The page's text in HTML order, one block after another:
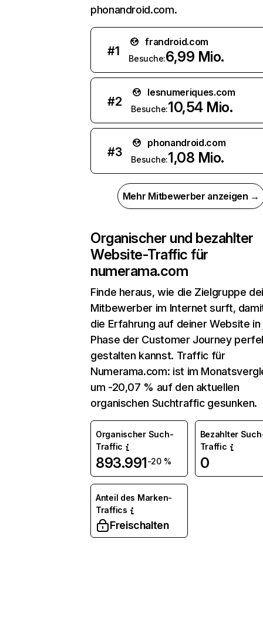
phonandroid.com.
#1
frandroid.com
Besuche:6,99 Mio.
#2
lesnumeriques.com
Besuche:10,54 Mio.
#3
phonandroid.com
Besuche:1,08 Mio.
Mehr Mitbewerber anzeigen →
Organischer und bezahlter
Website-Traffic für
numerama.com
Finde heraus, wie die Zielgruppe
Mitbewerber im Internet surft,
die Erfahrung auf deiner Website
Phase der Customer Journey
gestalten kannst. Traffic für
Numerama.com: ist im
um -20,07 % auf den aktuellen
organischen Suchtraffic gesunken.
Organischer Such-
Traffic
893.991-20 %
Bezahlter
Traffic
0
Anteil des Marken-
Traffics
Freischalten